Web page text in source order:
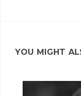
YOU MIGHT